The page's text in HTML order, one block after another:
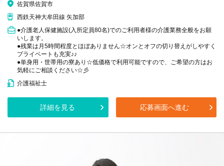
佐賀県佐賀市
西鉄天神大牟田線 矢加部
●介護老人保健施設(入所定員80名)でのご利用者様の介護業務全般をお願
いします。
●残業は月5時間程度とほぼありません☆オンとオフの切り替えがしやすく
プライベートも充実♪♪
●単身用・世帯用の寮あり☆低価格で利用可能ですので、ご希望の方はお
気軽にご相談ください☆彡
介護福祉士
詳細を見る 応募画面へ進む